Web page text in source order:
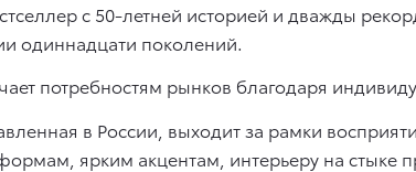
с 50-летней историей и дважды
одиннадцати поколений.
потребностям рынков благодаря
в России, выходит за рамки
ярким акцентам, интерьеру на стыке